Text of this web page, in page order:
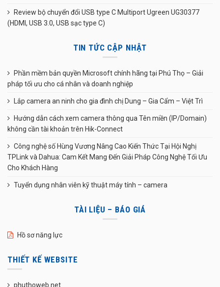
Review bộ chuyển đổi USB type C Multiport Ugreen UG30377
(HDMI, USB 3.0, USB sạc type C)
TIN TỨC CẬP NHẬT
Phần mềm bản quyền Microsoft chính hãng tại Phú Thọ – Giải
pháp tối ưu cho cá nhân và doanh nghiệp
Lắp camera an ninh cho gia đình chị Dung – Gia Cẩm – Việt Trì
Hướng dẫn cách xem camera thông qua Tên miền (IP/Domain)
không cần tài khoản trên Hik-Connect
Công nghệ số Hùng Vương Nâng Cao Kiến Thức Tại Hội Nghị
TPLink và Dahua: Cam Kết Mang Đến Giải Pháp Công Nghệ Tối Ưu
Cho Khách Hàng
Tuyển dụng nhân viên kỹ thuật máy tính – camera
TÀI LIỆU – BÁO GIÁ
Hồ sơ năng lực
THIẾT KẾ WEBSITE
phuthoweb.net